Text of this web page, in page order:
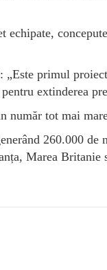
echipate,
„Este primul
extinderea
număr tot mai
260.000
Marea Britanie